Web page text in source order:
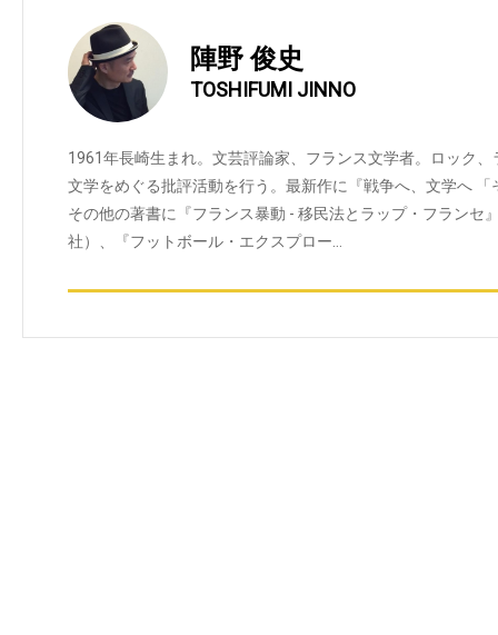
陣野 俊史
TOSHIFUMI JINNO
1961年長崎生まれ。文芸評論家、フランス文学者。ロック
文学をめぐる批評活動を行う。最新作に『戦争へ、文学へ
その他の著書に『フランス暴動 - 移民法とラップ・フランセ
社）、『フットボール・エクスプロー…